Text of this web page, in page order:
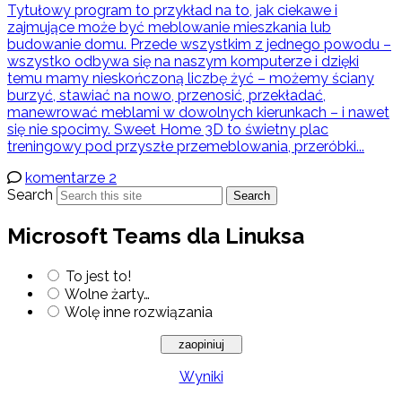
Tytułowy program to przykład na to, jak ciekawe i
zajmujące może być meblowanie mieszkania lub
budowanie domu. Przede wszystkim z jednego powodu –
wszystko odbywa się na naszym komputerze i dzięki
temu mamy nieskończoną liczbę żyć – możemy ściany
burzyć, stawiać na nowo, przenosić, przekładać,
manewrować meblami w dowolnych kierunkach – i nawet
się nie spocimy. Sweet Home 3D to świetny plac
treningowy pod przyszłe przemeblowania, przeróbki...
komentarze 2
Search
Search
Microsoft Teams dla Linuksa
To jest to!
Wolne żarty…
Wolę inne rozwiązania
Wyniki